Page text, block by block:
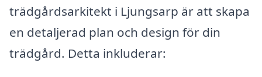
trädgårdsarkitekt i Ljungsarp är att skapa
en detaljerad plan och design för din
trädgård. Detta inkluderar: